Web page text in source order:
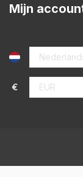
Mijn
€